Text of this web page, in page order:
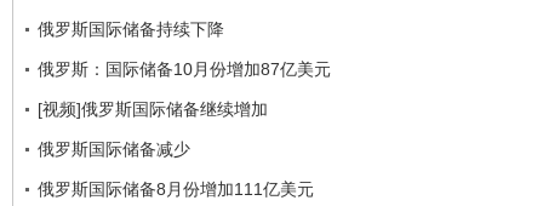
俄罗斯国际储备持续下降
俄罗斯：国际储备10月份增加87亿美元
[视频]俄罗斯国际储备继续增加
俄罗斯国际储备减少
俄罗斯国际储备8月份增加111亿美元